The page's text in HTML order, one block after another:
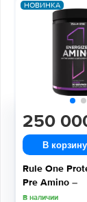
НОВИНКА
250
В корзину
Rule One
Pre Amino –
В наличии